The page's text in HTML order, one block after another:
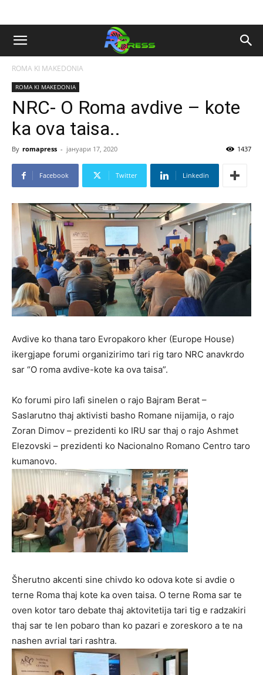
ROMA KI MAKEDONIA
ROMA KI MAKEDONIA
NRC- O Roma avdive – kote
ka ova taisa..
By romapress - јануари 17, 2020 1437
Facebook Twitter Linkedin
Avdive ko thana taro Evropakoro kher (Europe House)
ikergjape forumi organizirimo tari rig taro NRC anavkrdo
sar “O roma avdive-kote ka ova taisa”.
Ko forumi piro lafi sinelen o rajo Bajram Berat –
Saslarutno thaj aktivisti basho Romane nijamija, o rajo
Zoran Dimov – prezidenti ko IRU sar thaj o rajo Ashmet
Elezovski – prezidenti ko Nacionalno Romano Centro taro
kumanovo.
Šherutno akcenti sine chivdo ko odova kote si avdie o
terne Roma thaj kote ka oven taisa. O terne Roma sar te
oven kotor taro debate thaj aktovitetija tari tig e radzakiri
thaj sar te len pobaro than ko pazari e zoreskoro a te na
nashen avrial tari rashtra.